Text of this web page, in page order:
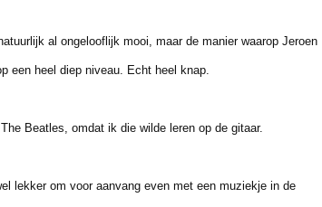
al ongelooflijk mooi, maar de manier waarop Jeroen
heel diep niveau. Echt heel knap.
Beatles, omdat ik die wilde leren op de gitaar.
lekker om voor aanvang even met een muziekje in de